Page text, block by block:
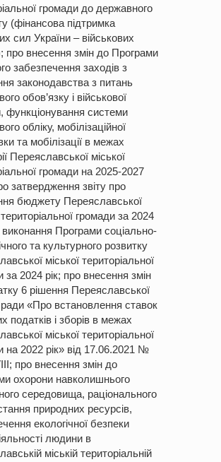
громади до державного
(фінансова підтримка
сил України – військових
про внесення змін до Програми
забезпечення заходів з
законодавства з питань
обов’язку і військової
функціонування системи
обліку, мобілізаційної
та мобілізації в межах
Переяславської міської
громади на 2025-2027
затвердження звіту про
бюджету Переяславської
територіальної громади за 2024
виконання Програми соціально-
та культурного розвитку
міської територіальної
за 2024 рік; про внесення змін
6 рішення Переяславської
ради «Про встановлення ставок
податків і зборів в межах
міської територіальної
на 2022 рік» від 17.06.2021 №
про внесення змін до
охорони навколишнього
середовища, раціонального
природних ресурсів,
екологічної безпеки
людини в
міській територіальній